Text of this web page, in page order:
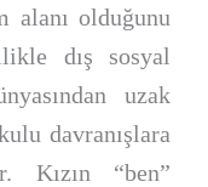
alanı olduğunu
dış sosyal
uzak
davranışlara
Kızın “ben”